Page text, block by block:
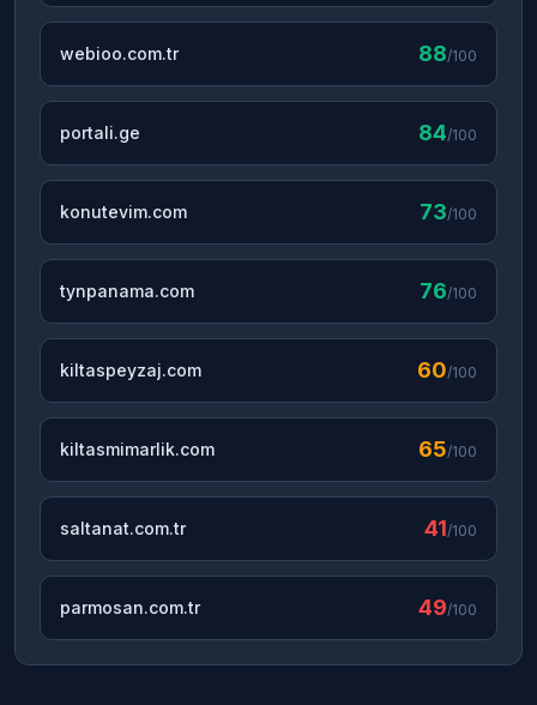
webioo.com.tr 88/100
portali.ge 84/100
konutevim.com 73/100
tynpanama.com 76/100
kiltaspeyzaj.com 60/100
kiltasmimarlik.com 65/100
saltanat.com.tr 41/100
parmosan.com.tr 49/100